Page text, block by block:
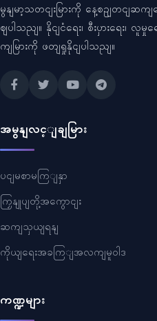
မွနျမာ့သတငျးမြားကို နေ့စဥျတငျဆ
ဈပါသညျ။ နိုငျငံရေး၊ စီးပှားရေး၊
ကျမြားကို ဖတျရှုနိုငျပါသညျ။
အမွနျလင့ျချမြား
ပငျမစာမကြျနှာ
ကြှနျုပျတို့အကွောငျး
ဆကျသှယျရနျ
ကိုယျရေးအခကြျအလကျမူဝါဒ
ကဏ္ဍများ